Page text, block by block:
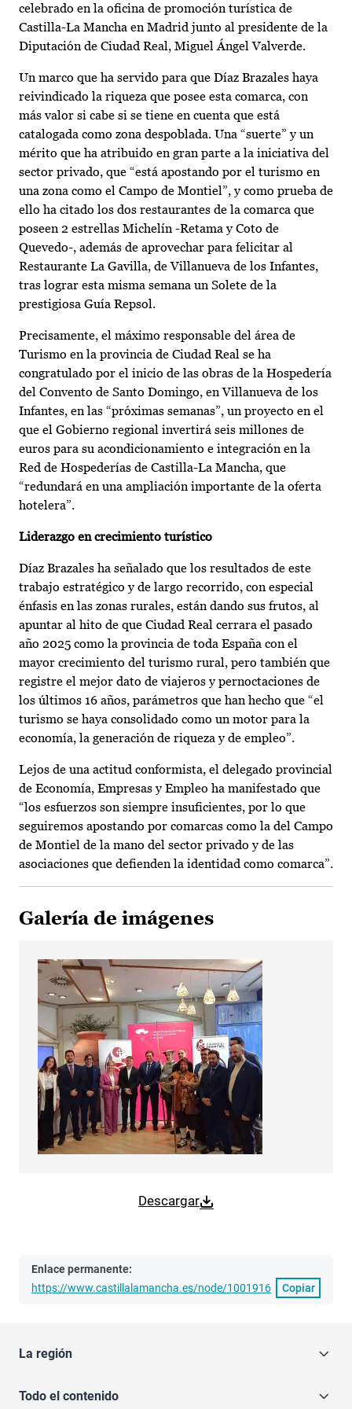
celebrado en la oficina de promoción turística de
Castilla-La Mancha en Madrid junto al presidente de la
Diputación de Ciudad Real, Miguel Ángel Valverde.
Un marco que ha servido para que Díaz Brazales haya
reivindicado la riqueza que posee esta comarca, con
más valor si cabe si se tiene en cuenta que está
catalogada como zona despoblada. Una “suerte” y un
mérito que ha atribuido en gran parte a la iniciativa del
sector privado, que “está apostando por el turismo en
una zona como el Campo de Montiel”, y como prueba de
ello ha citado los dos restaurantes de la comarca que
poseen 2 estrellas Michelín -Retama y Coto de
Quevedo-, además de aprovechar para felicitar al
Restaurante La Gavilla, de Villanueva de los Infantes,
tras lograr esta misma semana un Solete de la
prestigiosa Guía Repsol.
Precisamente, el máximo responsable del área de
Turismo en la provincia de Ciudad Real se ha
congratulado por el inicio de las obras de la Hospedería
del Convento de Santo Domingo, en Villanueva de los
Infantes, en las “próximas semanas”, un proyecto en el
que el Gobierno regional invertirá seis millones de
euros para su acondicionamiento e integración en la
Red de Hospederías de Castilla-La Mancha, que
“redundará en una ampliación importante de la oferta
hotelera”.
Liderazgo en crecimiento turístico
Díaz Brazales ha señalado que los resultados de este
trabajo estratégico y de largo recorrido, con especial
énfasis en las zonas rurales, están dando sus frutos, al
apuntar al hito de que Ciudad Real cerrara el pasado
año 2025 como la provincia de toda España con el
mayor crecimiento del turismo rural, pero también que
registre el mejor dato de viajeros y pernoctaciones de
los últimos 16 años, parámetros que han hecho que “el
turismo se haya consolidado como un motor para la
economía, la generación de riqueza y de empleo”.
Lejos de una actitud conformista, el delegado provincial
de Economía, Empresas y Empleo ha manifestado que
“los esfuerzos son siempre insuficientes, por lo que
seguiremos apostando por comarcas como la del Campo
de Montiel de la mano del sector privado y de las
asociaciones que defienden la identidad como comarca”.
Galería de imágenes
Descargar
Enlace permanente:
https://www.castillalamancha.es/node/1001916
Copiar
La región
Todo el contenido